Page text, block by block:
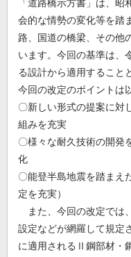
「道路橋示方書」は、
会的な情勢の変化等を踏
路、国道の橋梁、その他
います。今回の基準は、
る設計から適用すること
今回の改定のポイントは
〇新しい形式の提案に対
組みを充実
〇様々な耐久技術の開発
化
〇能登半島地震を踏まえ
定を充実）
また、今回の改定では
設定などが網羅して規定
に適用されるⅡ鋼部材・